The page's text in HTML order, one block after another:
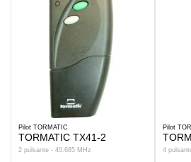
Pilot TORMATIC
TORMATIC TX41-2
2 pulsante - 40.685 MHz
Pilot
4